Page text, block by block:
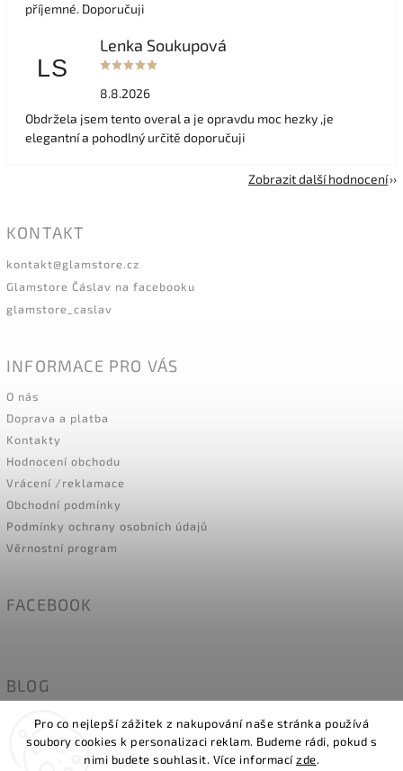
Pro co nejlepší zážitek z nakupování naše stránka používá
soubory cookies k personalizaci reklam. Budeme rádi, pokud s
nimi budete souhlasit. Více informacízde.
příjemné. Doporučuji
LS
Lenka Soukupová
8.8.2026
Obdržela jsem tento overal a je opravdu moc hezky ,je
elegantní a pohodlný určitě doporučuji
Zobrazit další hodnocení
KONTAKT
kontakt@glamstore.cz
Glamstore Čáslav na facebooku
glamstore_caslav
INFORMACE PRO VÁS
O nás
Doprava a platba
Kontakty
Hodnocení obchodu
Vrácení /reklamace
Obchodní podmínky
Podmínky ochrany osobních údajů
Věrnostní program
FACEBOOK
BLOG
Naše holky modelky- MÍRY